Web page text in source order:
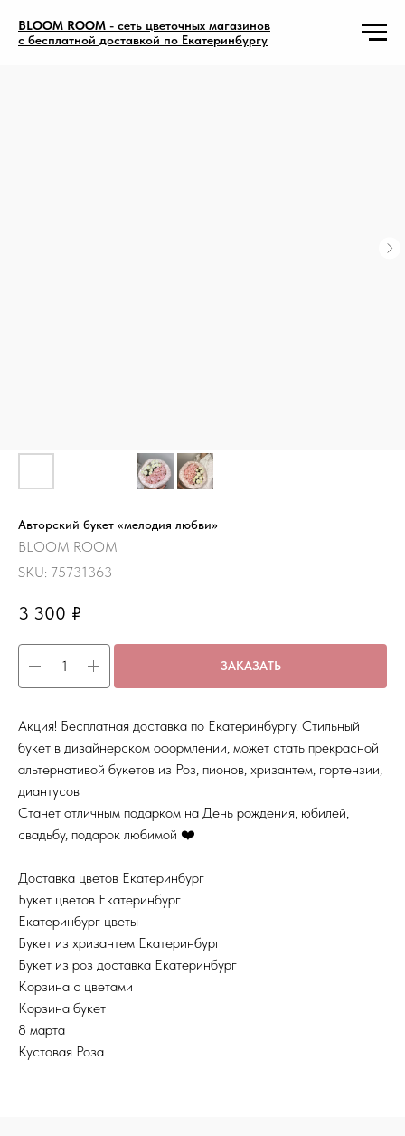
BLOOM ROOM - сеть цветочных магазинов
с бесплатной доставкой по Екатеринбургу
Авторский букет «мелодия любви»
BLOOM ROOM
SKU: 75731363
3 300 ₽
ЗАКАЗАТЬ
Акция! Бесплатная доставка по Екатеринбургу. Стильный
букет в дизайнерском оформлении, может стать прекрасной
альтернативой букетов из Роз, пионов, хризантем, гортензии,
диантусов
Станет отличным подарком на День рождения, юбилей,
свадьбу, подарок любимой ❤️
Доставка цветов Екатеринбург
Букет цветов Екатеринбург
Екатеринбург цветы
Букет из хризантем Екатеринбург
Букет из роз доставка Екатеринбург
Корзина с цветами
Корзина букет
8 марта
Кустовая Роза